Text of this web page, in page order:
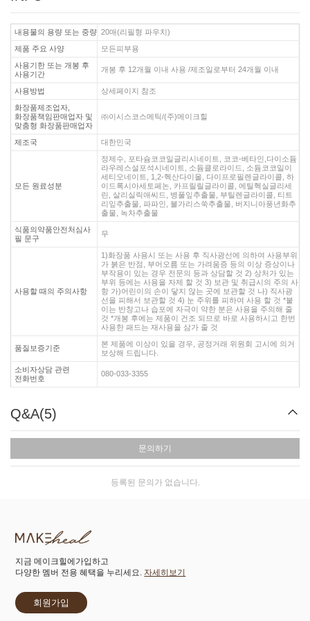
내용물의 용량 또는 중량 20매(리필형 파우치)
제품 주요 사양
모든피부용
사용기한 또는 개봉 후
사용기간
개봉 후 12개월 이내 사용 /제조일로부터 24개월 이내
사용방법
상세페이지 참조
화장품제조업자,
화장품책임판매업자 및
맞춤형 화장품판매업자
㈜이시스코스메틱/(주)메이크힐
제조국 대한민국
모든 원료성분
정제수, 포타슘코코일글리시네이트, 코코-베타인,다이소듐
라우레스설포석시네이트, 소듐클로라이드, 소듐코코일이
세티오네이트, 1,2-헥산다이올, 다이프로필렌글라이콜, 하
이드록시아세토페논, 카프릴릴글라이콜, 에틸헥실글리세
린, 살리실릭애씨드, 병풀잎추출물, 부틸렌글라이콜, 티트
리잎추출물, 파파인, 불가리스쑥추출물, 버지니아풍년화추
출물, 녹차추출물
식품의약품안전처심사
필 문구
무
사용할 때의 주의사항
1)화장품 사용시 또는 사용 후 직사광선에 의하여 사용부위
가 붉은 반점, 부어오름 또는 가려움증 등의 이상 증상이나
부작용이 있는 경우 전문의 등과 상담할 것 2) 상처가 있는
부위 등에는 사용을 자제 할 것 3) 보관 및 취급시의 주의 사
항 가)어린이의 손이 닿지 않는 곳에 보관할 것 나) 직사광
선을 피해서 보관할 것 4) 눈 주위를 피하여 사용 할 것 *붙
이는 반창고나 습포에 자극이 약한 분은 사용을 주의해 줄
것 *개봉 후에는 제품이 건조 되므로 바로 사용하시고 한번
사용한 패드는 재사용을 삼가 줄 것
품질보증기준
본 제품에 이상이 있을 경우, 공정거래 위원회 고시에 의거
보상해 드립니다.
소비자상담 관련
전화번호
080-033-3355
Q&A(5)
문의하기
등록된 문의가 없습니다.
지금 메이크힐에가입하고
다양한 멤버 전용 혜택을 누리세요.자세히보기
회원가입